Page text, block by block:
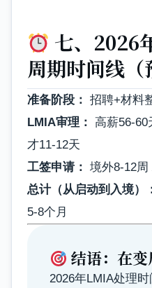
七、2026
周期时间线（
准备阶段： 招聘+材料
LMIA审理：
高薪56-60
才11-12天
工签申请： 境外8-12周
总计（从启动到入境）
5-8个月
结语：在
2026年LMIA处理